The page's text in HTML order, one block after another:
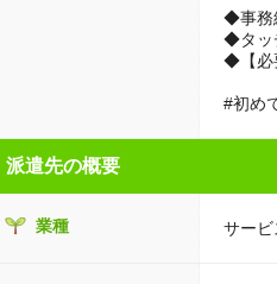
◆事務
◆タッ
◆【必
#初め
派遣先の概要
業種 サービ